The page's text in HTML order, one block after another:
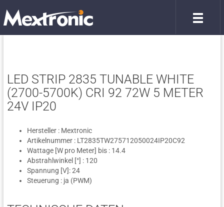
LED STRIP 2835 TUNABLE WHITE
(2700-5700K) CRI 92 72W 5 METER
24V IP20
Hersteller : Mextronic
Artikelnummer : LT2835TW275712050024IP20C92
Wattage [W pro Meter] bis : 14.4
Abstrahlwinkel [°] : 120
Spannung [V]: 24
Steuerung : ja (PWM)